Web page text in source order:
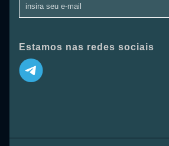
Estamos nas redes sociais